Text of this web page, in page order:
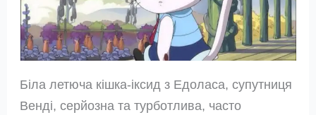
Біла летюча кішка-іксид з Едоласа, супутниця
Венді, серйозна та турботлива, часто